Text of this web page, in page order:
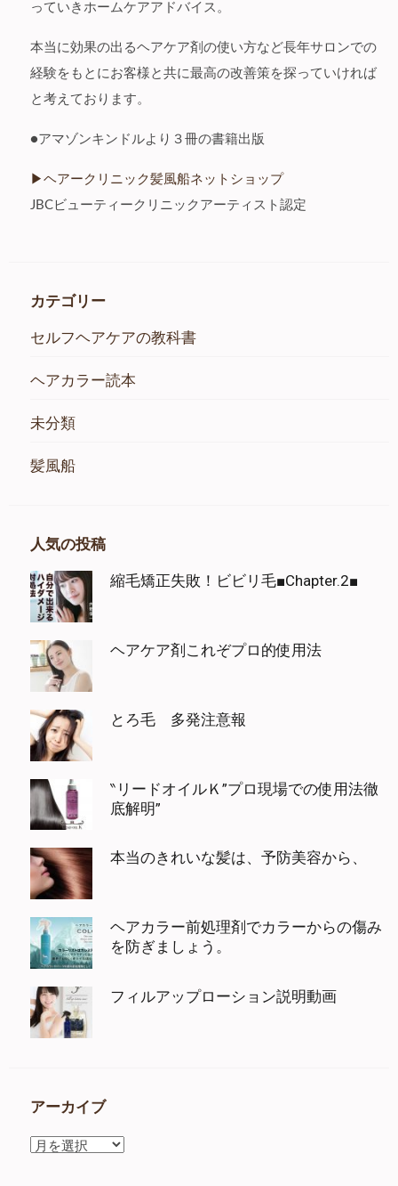
っていきホームケアアドバイス。
本当に効果の出るヘアケア剤の使い方など長年サロンでの
経験をもとにお客様と共に最高の改善策を探っていければ
と考えております。
●アマゾンキンドルより３冊の書籍出版
▶︎ヘアークリニック髪風船ネットショップ
JBCビューティークリニックアーティスト認定
カテゴリー
セルフヘアケアの教科書
ヘアカラー読本
未分類
髪風船
人気の投稿
縮毛矯正失敗！ビビリ毛■Chapter.2■
ヘアケア剤これぞプロ的使用法
とろ毛 多発注意報
‶リードオイルＫ”プロ現場での使用法徹
底解明”
本当のきれいな髪は、予防美容から、
ヘアカラー前処理剤でカラーからの傷み
を防ぎましょう。
フィルアップローション説明動画
アーカイブ
ア